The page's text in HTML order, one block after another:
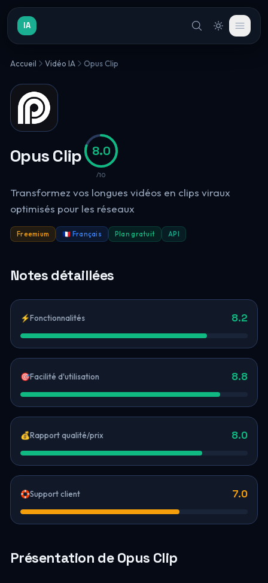
IA
Accueil Vidéo IA Opus Clip
Opus Clip 8.0
/10
Transformez vos longues vidéos en clips viraux
optimisés pour les réseaux
Freemium 🇫🇷 Français Plan gratuit API
Notes détaillées
⚡Fonctionnalités 8.2
🎯Facilité d'utilisation 8.8
💰Rapport qualité/prix 8.0
🛟Support client 7.0
Présentation de Opus Clip